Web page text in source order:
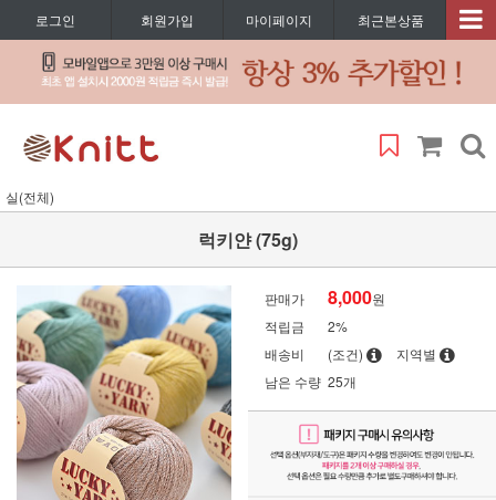
로그인 회원가입 마이페이지 최근본상품
실(전체)
럭키얀 (75g)
판매가 8,000원
적립금
2%
배송비
(조건)
지역별
남은 수량 25개